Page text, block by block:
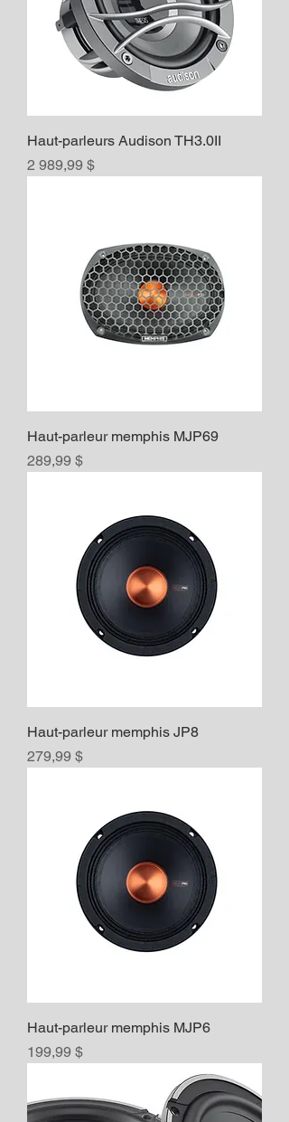
Haut-parleurs Audison TH3.0II
Prix
2 989,99 $
Haut-parleur memphis MJP69
Prix
289,99 $
Haut-parleur memphis JP8
Prix
279,99 $
Haut-parleur memphis MJP6
Prix
199,99 $